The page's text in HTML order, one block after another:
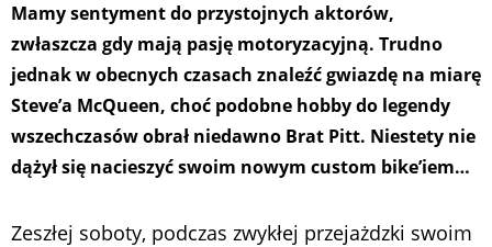
Mamy sentyment do przystojnych aktorów,
zwłaszcza gdy mają pasję motoryzacyjną. Trudno
jednak w obecnych czasach znaleźć gwiazdę na miarę
Steve’a McQueen, choć podobne hobby do legendy
wszechczasów obrał niedawno Brat Pitt. Niestety nie
dążył się nacieszyć swoim nowym custom bike’iem…
Zeszłej soboty, podczas zwykłej przejażdzki swoim